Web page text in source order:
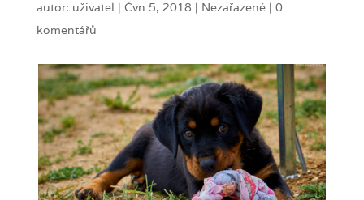
autor: uživatel | Čvn 5, 2018 | Nezařazené | 0
komentářů